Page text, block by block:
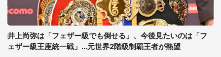
井上尚弥は「フェザー級でも倒せる」、今後見たいのは「フ
ェザー級王座統一戦」...元世界2階級制覇王者が熱望